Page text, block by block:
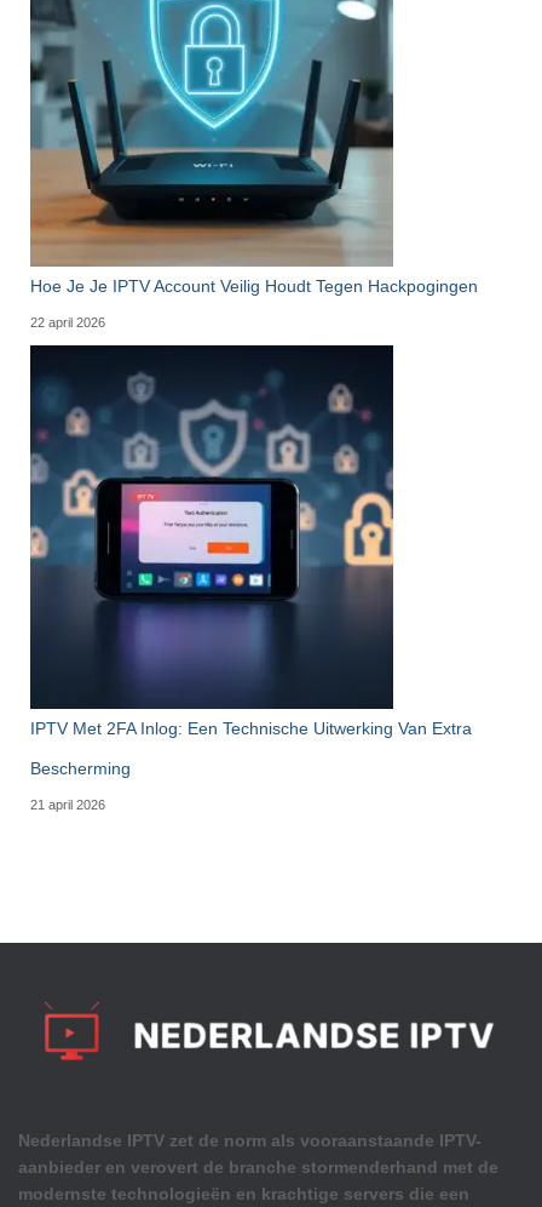
Hoe Je Je IPTV Account Veilig Houdt Tegen Hackpogingen
22 april 2026
IPTV Met 2FA Inlog: Een Technische Uitwerking Van Extra
Bescherming
21 april 2026
Nederlandse IPTV zet de norm als vooraanstaande IPTV-
aanbieder en verovert de branche stormenderhand met de
modernste technologieën en krachtige servers die een